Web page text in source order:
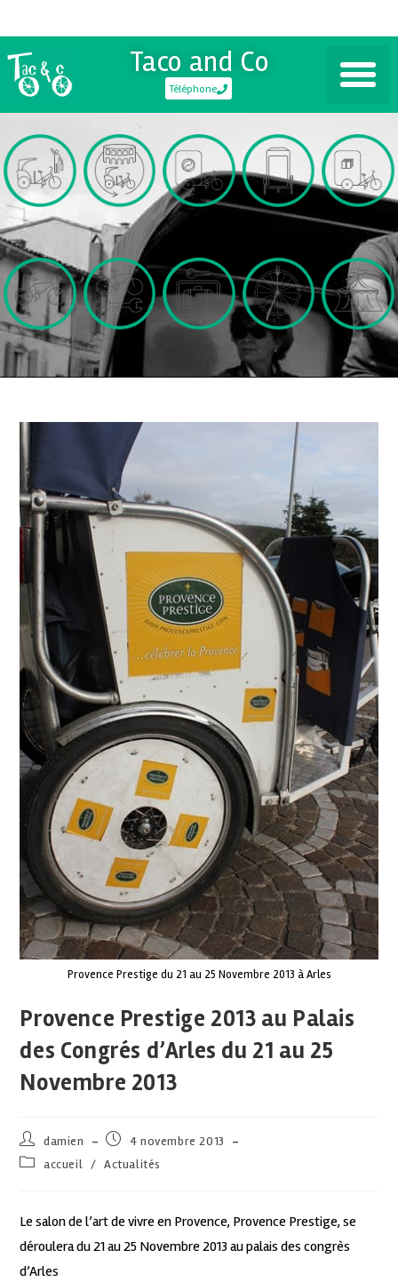
Taco and Co
Téléphone
Provence Prestige du 21 au 25 Novembre 2013 à Arles
Provence Prestige 2013 au Palais
des Congrés d’Arles du 21 au 25
Novembre 2013
damien
4 novembre 2013
accueil / Actualités
Le salon de l’art de vivre en Provence, Provence Prestige, se
déroulera du 21 au 25 Novembre 2013 au palais des congrès
d’Arles